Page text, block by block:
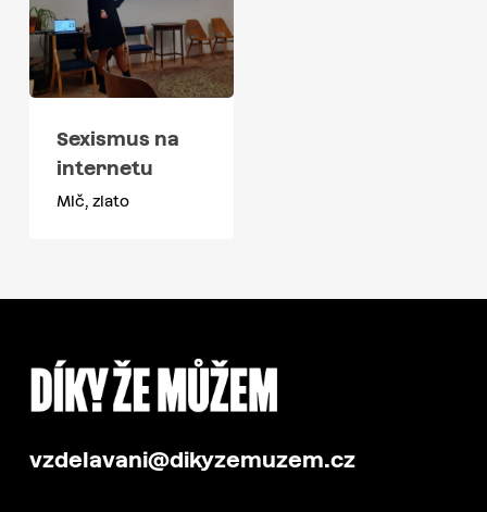
Sexismus na
internetu
Mlč, zlato
vzdelavani@dikyzemuzem.cz